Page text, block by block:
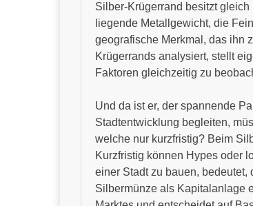
Silber-Krügerrand besitzt
liegende Metallgewicht, die
geografische Merkmal, das ihn
Krügerrands analysiert, stellt
Faktoren gleichzeitig zu
Und da ist er, der spannende
Stadtentwicklung begleiten,
welche nur kurzfristig? Beim
Kurzfristig können Hypes oder
einer Stadt zu bauen,
Silbermünze als Kapitalanlage